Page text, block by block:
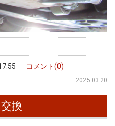
コメント(0)
2025.03.20
換